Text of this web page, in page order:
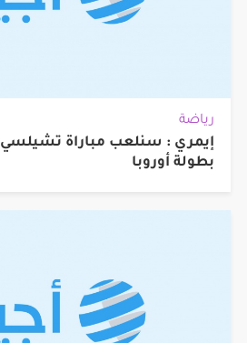
رياضة
إيمري : سنلعب مباراة تشيلسي
بطولة أوروبا